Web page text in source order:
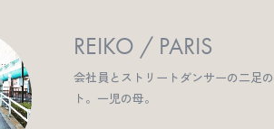
REIKO / PARIS
会社員とストリートダンサーの二足
ト。一児の母。